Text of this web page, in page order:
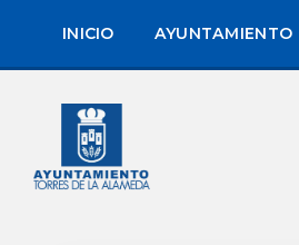
contenido
de
INICIO AYUNTAMIENTO